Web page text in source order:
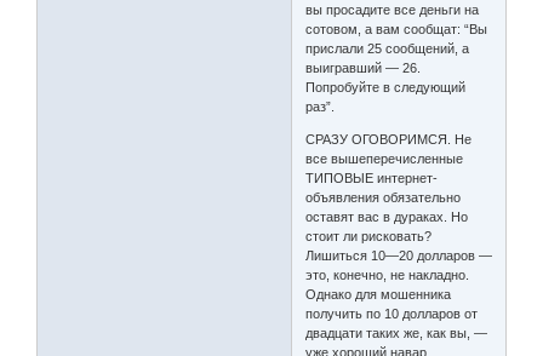
вы просадите все деньги на
сотовом, а вам сообщат: “Вы
прислали 25 сообщений, а
выигравший — 26.
Попробуйте в следующий
раз”.
СРАЗУ ОГОВОРИМСЯ. Не
все вышеперечисленные
ТИПОВЫЕ интернет-
объявления обязательно
оставят вас в дураках. Но
стоит ли рисковать?
Лишиться 10—20 долларов —
это, конечно, не накладно.
Однако для мошенника
получить по 10 долларов от
двадцати таких же, как вы, —
уже хороший навар.